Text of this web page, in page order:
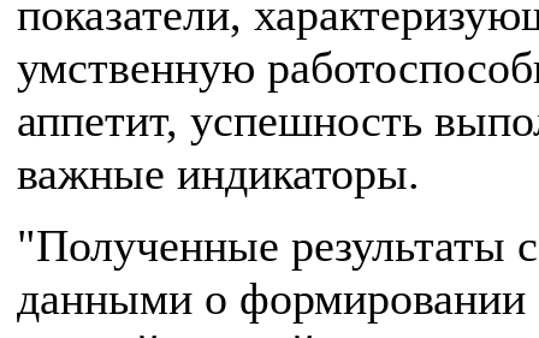
показатели,
умственную
аппетит, успешность
важные индикаторы.
"Полученные результаты
данными о